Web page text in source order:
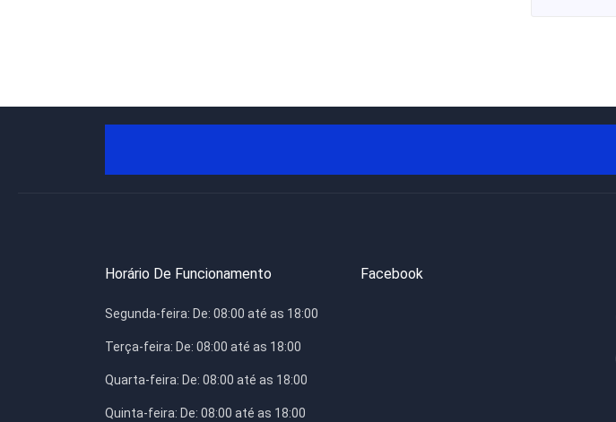
Horário De Funcionamento
Segunda-feira: De: 08:00 até as 18:00
Terça-feira: De: 08:00 até as 18:00
Quarta-feira: De: 08:00 até as 18:00
Quinta-feira: De: 08:00 até as 18:00
Facebook